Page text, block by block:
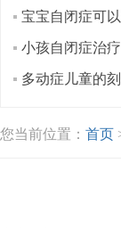
宝宝自闭症可
小孩自闭症治
多动症儿童的
您当前位置： 首页